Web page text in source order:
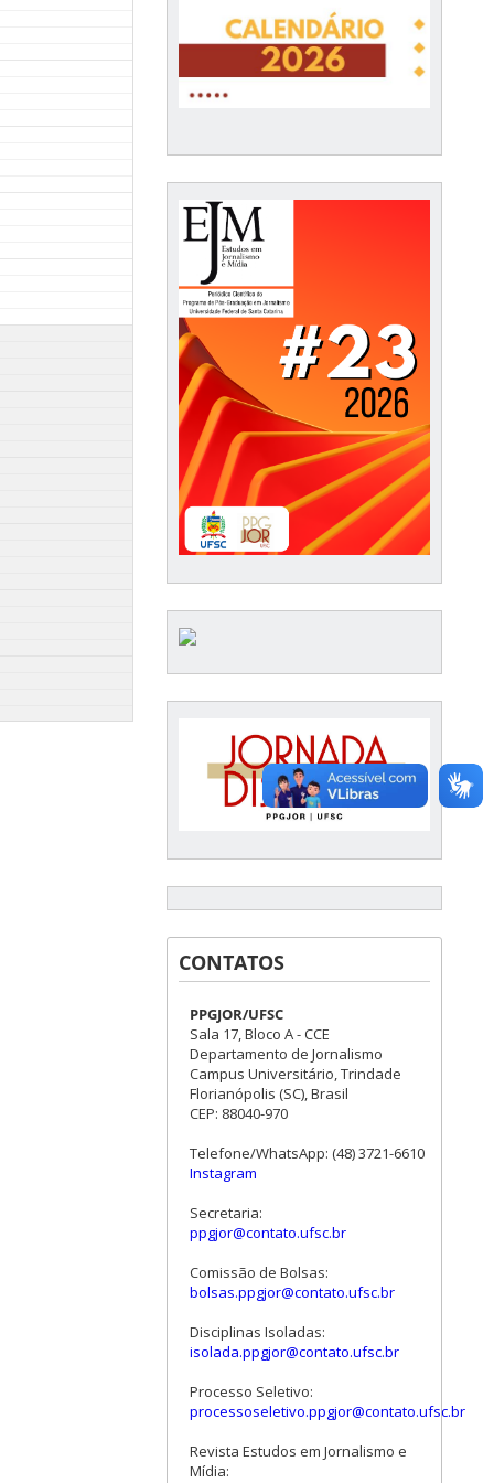
CONTATOS
PPGJOR/UFSC
Sala 17, Bloco A - CCE
Departamento de Jornalismo
Campus Universitário, Trindade
Florianópolis (SC), Brasil
CEP: 88040-970
Telefone/WhatsApp: (48) 3721-6610
Instagram
Secretaria:
ppgjor@contato.ufsc.br
Comissão de Bolsas:
bolsas.ppgjor@contato.ufsc.br
Disciplinas Isoladas:
isolada.ppgjor@contato.ufsc.br
Processo Seletivo:
processoseletivo.ppgjor@contato.ufsc.br
Revista Estudos em Jornalismo e
Mídia: